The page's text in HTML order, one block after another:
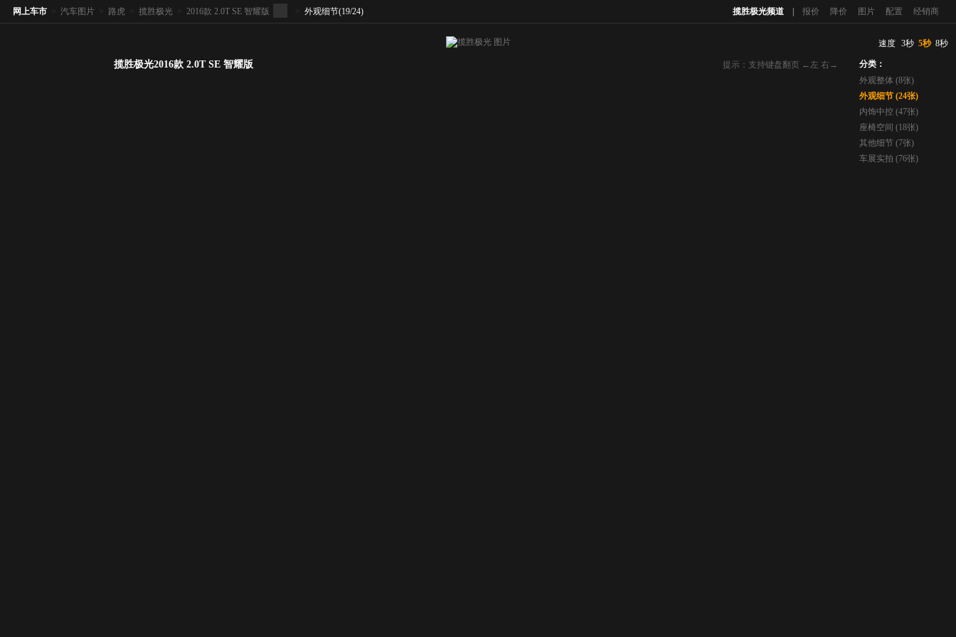
揽胜极光频道 报价 降价 图片 配置 经销商
网上车市 > 汽车图片 > 路虎 > 揽胜极光 > 2016款 2.0T SE 智耀版 > 外观细节(19/24)
提示：支持键盘翻页 ←左 右→
揽胜极光2016款 2.0T SE 智耀版
速度 3秒 5秒 8秒
分类：
外观整体 (8张)
外观细节 (24张)
内饰中控 (47张)
座椅空间 (18张)
其他细节 (7张)
车展实拍 (76张)